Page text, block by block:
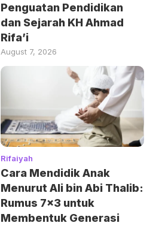
Penguatan Pendidikan
dan Sejarah KH Ahmad
Rifa’i
August 7, 2026
Rifaiyah
Cara Mendidik Anak
Menurut Ali bin Abi Thalib:
Rumus 7×3 untuk
Membentuk Generasi